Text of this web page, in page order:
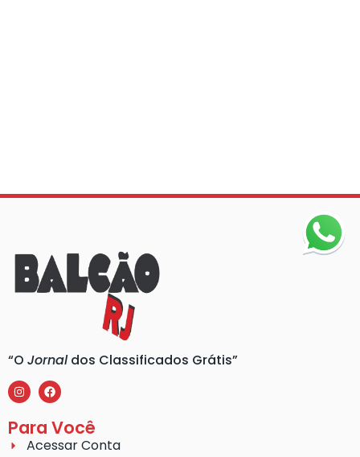
“O Jornaldos Classificados Grátis”
Para Você
Acessar Conta